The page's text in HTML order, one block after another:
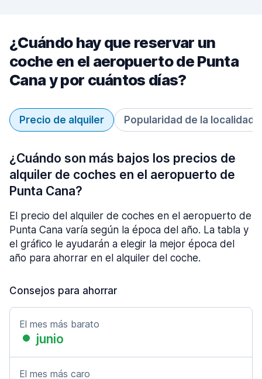
¿Cuándo hay que reservar un
coche en el aeropuerto de Punta
Cana y por cuántos días?
Precio de alquiler Popularidad de la localidad
¿Cuándo son más bajos los precios de
alquiler de coches en el aeropuerto de
Punta Cana?
El precio del alquiler de coches en el aeropuerto de
Punta Cana varía según la época del año. La tabla y
el gráfico le ayudarán a elegir la mejor época del
año para ahorrar en el alquiler del coche.
Consejos para ahorrar
El mes más barato
junio
El mes más caro